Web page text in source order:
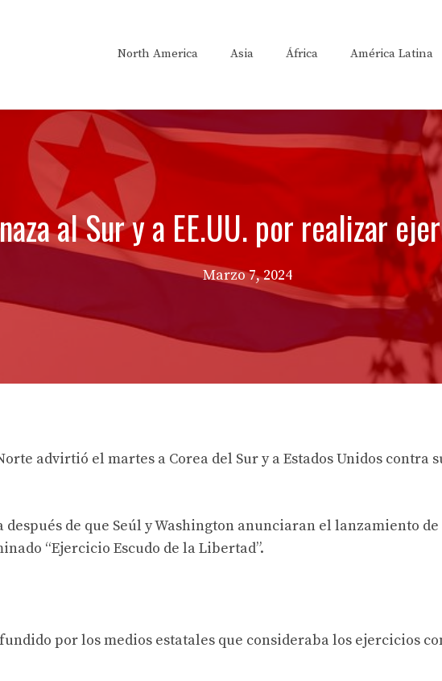
North America Asia África América Latina
al Sur y a EE.UU. por realizar
Marzo 7, 2024
advirtió el martes a Corea del Sur y a Estados Unidos contra
de que Seúl y Washington anunciaran el lanzamiento de
“Ejercicio Escudo de la Libertad”.
por los medios estatales que consideraba los ejercicios